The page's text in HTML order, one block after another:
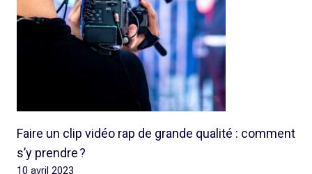
Faire un clip vidéo rap de grande qualité : comment
s’y prendre ?
10 avril 2023